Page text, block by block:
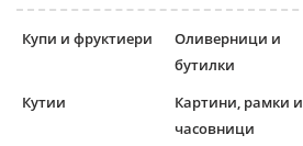
Купи и фруктиери
Оливерници и
бутилки
Кутии
Картини, рамки и
часовници